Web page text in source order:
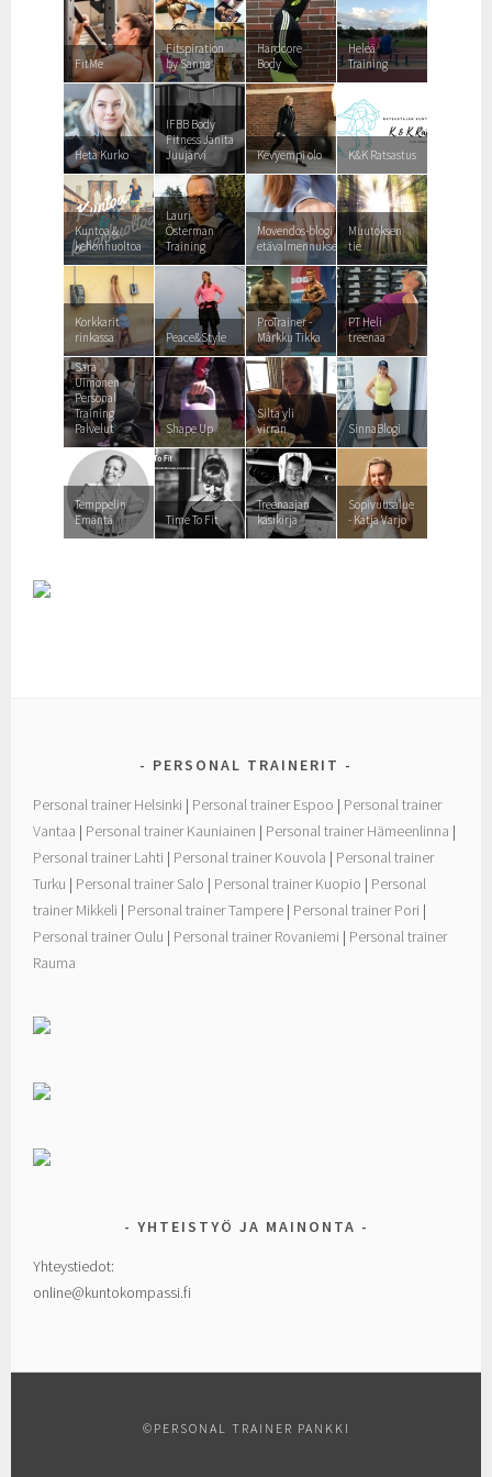
FitMe
Fitspiration
by Sanna
Hardcore
Body
Heleä
Training
Heta Kurko
IFBB Body
Fitness Janita
Juujärvi
Kevyempi olo K&K Ratsastus
Kuntoa &
kehonhuoltoa
Lauri
Österman
Training
Movendos-blogi
etävalmennuksesta
Muutoksen
tie
Korkkarit
rinkassa
Peace&Style
ProTrainer -
Márkku Tikka
PT Heli
treenaa
Sara
Uimonen
Personal
Training
Palvelut
Shape Up
Silta yli
virran
SinnaBlogi
Temppelin
Emäntä
Time To Fit
Treenaajan
käsikirja
Sopivuusalue
- Katja Varjo
PERSONAL TRAINERIT
Personal trainer Helsinki | Personal trainer Espoo | Personal trainer
Vantaa | Personal trainer Kauniainen | Personal trainer Hämeenlinna |
Personal trainer Lahti | Personal trainer Kouvola | Personal trainer
Turku | Personal trainer Salo | Personal trainer Kuopio | Personal
trainer Mikkeli | Personal trainer Tampere | Personal trainer Pori |
Personal trainer Oulu | Personal trainer Rovaniemi | Personal trainer
Rauma
YHTEISTYÖ JA MAINONTA
Yhteystiedot:
online@kuntokompassi.fi